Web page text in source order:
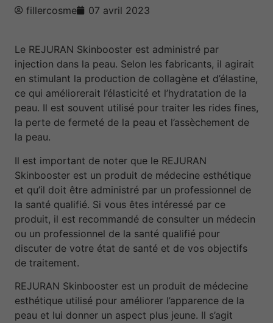
fillercosme 07 avril 2023
Le REJURAN Skinbooster est administré par
injection dans la peau. Selon les fabricants, il agirait
en stimulant la production de collagène et d’élastine,
ce qui améliorerait l’élasticité et l’hydratation de la
peau. Il est souvent utilisé pour traiter les rides fines,
la perte de fermeté de la peau et l’assèchement de
la peau.
Il est important de noter que le REJURAN
Skinbooster est un produit de médecine esthétique
et qu’il doit être administré par un professionnel de
la santé qualifié. Si vous êtes intéressé par ce
produit, il est recommandé de consulter un médecin
ou un professionnel de la santé qualifié pour
discuter de votre état de santé et de vos objectifs
de traitement.
REJURAN Skinbooster est un produit de médecine
esthétique utilisé pour améliorer l’apparence de la
peau et lui donner un aspect plus jeune. Il s’agit